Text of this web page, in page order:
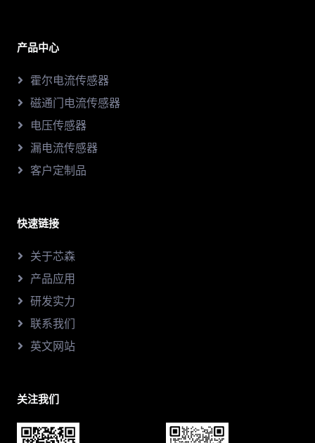
产品中心
霍尔电流传感器
磁通门电流传感器
电压传感器
漏电流传感器
客户定制品
快速链接
关于芯森
产品应用
研发实力
联系我们
英文网站
关注我们